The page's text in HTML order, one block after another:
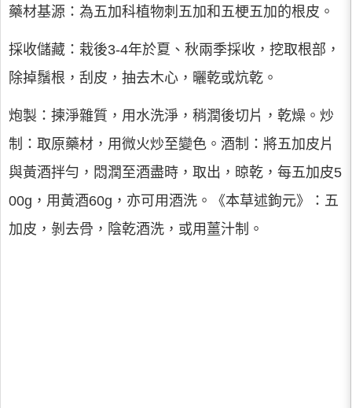
藥材基源：為五加科植物刺五加和五梗五加的根皮。
採收儲藏：栽後3-4年於夏、秋兩季採收，挖取根部，
除掉鬚根，刮皮，抽去木心，曬乾或炕乾。
炮製：揀淨雜質，用水洗淨，稍潤後切片，乾燥。炒
制：取原藥材，用微火炒至變色。酒制：將五加皮片
與黃酒拌勻，悶潤至酒盡時，取出，晾乾，每五加皮5
00g，用黃酒60g，亦可用酒洗。《本草述鉤元》：五
加皮，剝去骨，陰乾酒洗，或用薑汁制。